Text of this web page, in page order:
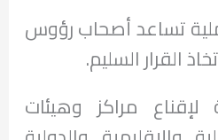
تساعد أصحاب رؤوس
القرار السليم.
مراكز وهيئات